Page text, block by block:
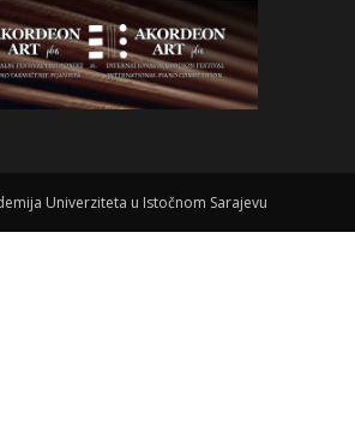
Univerziteta u Istočnom Sarajevu